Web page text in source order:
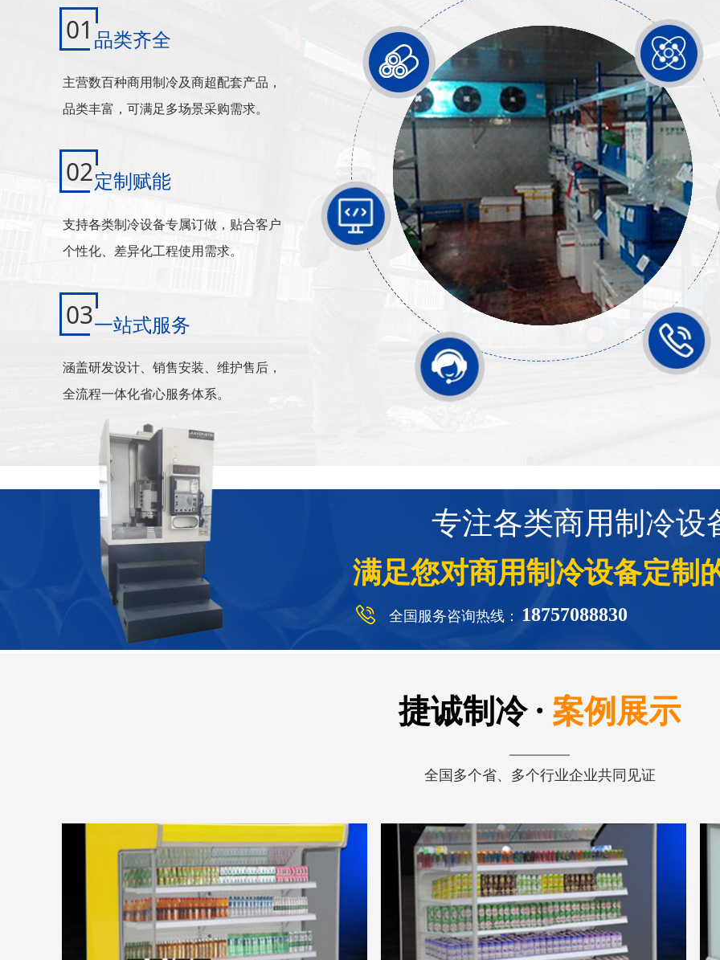
01 品类齐全
主营数百种商用制冷及商超配套产品，
品类丰富，可满足多场景采购需求。
02定制赋能
支持各类制冷设备专属订做，贴合客户
个性化、差异化工程使用需求。
03一站式服务
涵盖研发设计、销售安装、维护售后，
全流程一体化省心服务体系。
专注各类商用制冷设
满足您对商用制冷设备定制
全国服务咨询热线： 18757088830
捷诚制冷 · 案例展示
全国多个省、多个行业企业共同见证